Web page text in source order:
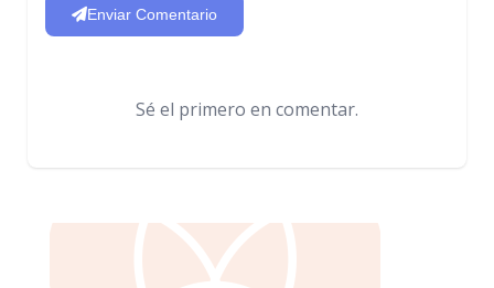
Enviar Comentario
Sé el primero en comentar.